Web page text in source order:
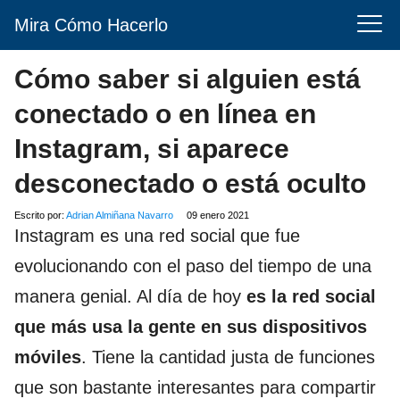
Mira Cómo Hacerlo
Cómo saber si alguien está
conectado o en línea en
Instagram, si aparece
desconectado o está oculto
Escrito por: Adrian Almiñana Navarro 09 enero 2021
Instagram es una red social que fue
evolucionando con el paso del tiempo de una
manera genial. Al día de hoy es la red social
que más usa la gente en sus dispositivos
móviles. Tiene la cantidad justa de funciones
que son bastante interesantes para compartir